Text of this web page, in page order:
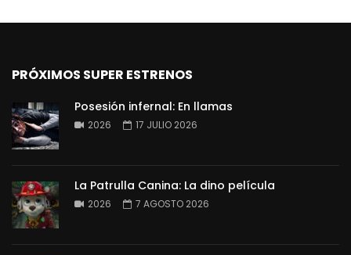
PRÓXIMOS SUPER ESTRENOS
Posesión infernal: En llamas
2026 17 JULIO 2026
La Patrulla Canina: La dino película
2026 7 AGOSTO 2026